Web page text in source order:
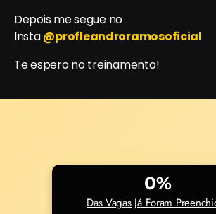
Depois me segue no
Insta@profleandroramosoficial
Te espero no treinamento!
Das Vagas Já Foram
0%